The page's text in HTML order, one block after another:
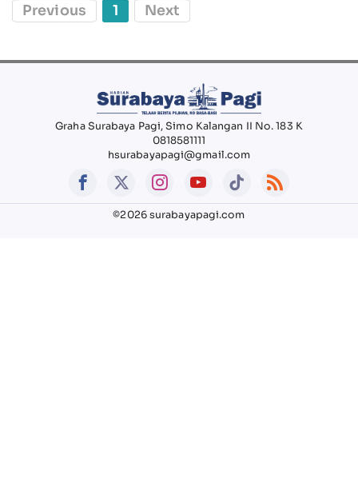
Previous 1 Next
Graha Surabaya Pagi, Simo Kalangan II No. 183 K
0818581111
hsurabayapagi@gmail.com
©2026 surabayapagi.com